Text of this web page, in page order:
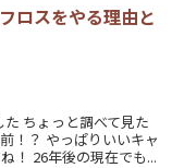
ロスをやる理由と
ちょっと調べて見た
！？ やっぱりいいキャ
！ 26年後の現在でも...